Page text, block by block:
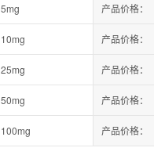
5mg 产品价格：
10mg 产品价格：
25mg 产品价格：
50mg 产品价格：
100mg 产品价格：